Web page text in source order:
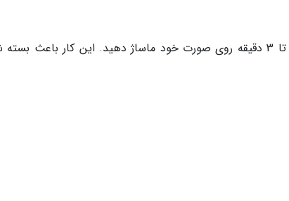
4. بعلاوه می توانید قبل از شستن ماسک، آن را برای 2 تا 3 دقیقه روی صورت خود ماساژ دهید. این کار باعث